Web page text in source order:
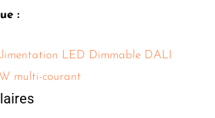
:
LED Dimmable DALI
multi-courant